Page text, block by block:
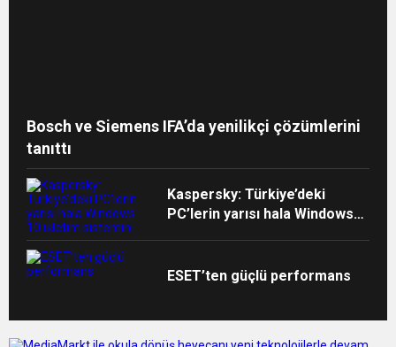
Bosch ve Siemens IFA’da yenilikçi çözümlerini
tanıttı
Kaspersky: Türkiye’deki
PC’lerin yarısı hala Windows
ESET’ten güçlü performans